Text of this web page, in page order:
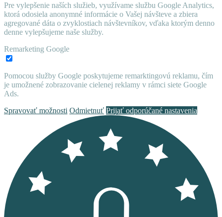
Pre vylepšenie naších služieb, využívame službu Google Analytics,
ktorá odosiela anonymné informácie o Vašej návšteve a zbiera
agregované dáta o zvyklostiach návštevníkov, vďaka ktorým denno
denne vylepšujeme naše služby.
Remarketing Google
Pomocou služby Google poskytujeme remarktingovú reklamu, čím
je umožnené zobrazovanie cielenej reklamy v rámci siete Google
Ads.
Spravovať možnosti Odmietnuť Prijať odporúčané nastavenia